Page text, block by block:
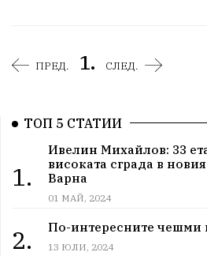
ПРЕД. 1. СЛЕД.
ТОП 5 СТАТИИ
1.
Ивелин Михайлов: 33
високата сграда в
Варна
01 МАЙ, 2024
2. По-интересните чешми
13 ЮЛИ, 2024